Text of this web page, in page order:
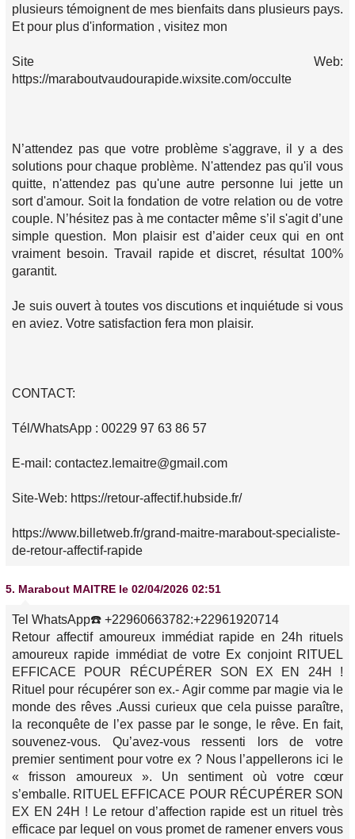
plusieurs témoignent de mes bienfaits dans plusieurs pays.
Et pour plus d'information , visitez mon
Site Web:
https://maraboutvaudourapide.wixsite.com/occulte
N’attendez pas que votre problème s'aggrave, il y a des
solutions pour chaque problème. N'attendez pas qu'il vous
quitte, n'attendez pas qu'une autre personne lui jette un
sort d'amour. Soit la fondation de votre relation ou de votre
couple. N’hésitez pas à me contacter même s’il s'agit d’une
simple question. Mon plaisir est d’aider ceux qui en ont
vraiment besoin. Travail rapide et discret, résultat 100%
garantit.
Je suis ouvert à toutes vos discutions et inquiétude si vous
en aviez. Votre satisfaction fera mon plaisir.
CONTACT:
Tél/WhatsApp : 00229 97 63 86 57
E-mail: contactez.lemaitre@gmail.com
Site-Web: https://retour-affectif.hubside.fr/
https://www.billetweb.fr/grand-maitre-marabout-specialiste-
de-retour-affectif-rapide
5. Marabout MAITRE le 02/04/2026 02:51
Tel WhatsApp☎️ +22960663782:+22961920714
Retour affectif amoureux immédiat rapide en 24h rituels
amoureux rapide immédiat de votre Ex conjoint RITUEL
EFFICACE POUR RÉCUPÉRER SON EX EN 24H !
Rituel pour récupérer son ex.- Agir comme par magie via le
monde des rêves .Aussi curieux que cela puisse paraître,
la reconquête de l’ex passe par le songe, le rêve. En fait,
souvenez-vous. Qu’avez-vous ressenti lors de votre
premier sentiment pour votre ex ? Nous l’appellerons ici le
« frisson amoureux ». Un sentiment où votre cœur
s’emballe. RITUEL EFFICACE POUR RÉCUPÉRER SON
EX EN 24H ! Le retour d’affection rapide est un rituel très
efficace par lequel on vous promet de ramener envers vous